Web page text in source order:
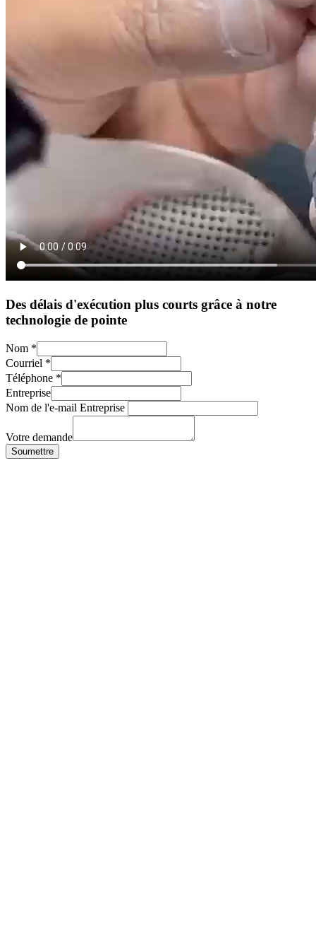
Des délais d'exécution plus courts grâce à notre
technologie de pointe
Nom *
Courriel *
Téléphone *
Entreprise
Nom de l'e-mail Entreprise
Votre demande
Soumettre